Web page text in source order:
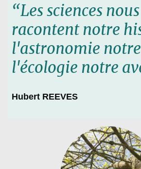
“Les sciences nous
racontent notre
l'astronomie notre
l'écologie notre
Hubert REEVES